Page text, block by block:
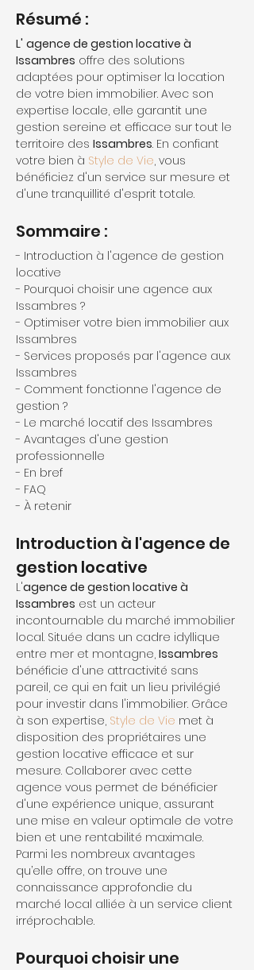
Résumé :
L' agence de gestion locative à
Issambres offre des solutions
adaptées pour optimiser la location
de votre bien immobilier. Avec son
expertise locale, elle garantit une
gestion sereine et efficace sur tout le
territoire des Issambres. En confiant
votre bien à Style de Vie, vous
bénéficiez d'un service sur mesure et
d'une tranquillité d'esprit totale.
Sommaire :
- Introduction à l'agence de gestion
locative
- Pourquoi choisir une agence aux
Issambres ?
- Optimiser votre bien immobilier aux
Issambres
- Services proposés par l'agence aux
Issambres
- Comment fonctionne l'agence de
gestion ?
- Le marché locatif des Issambres
- Avantages d'une gestion
professionnelle
- En bref
- FAQ
- À retenir
Introduction à l'agence de
gestion locative
L'agence de gestion locative à
Issambres est un acteur
incontournable du marché immobilier
local. Située dans un cadre idyllique
entre mer et montagne, Issambres
bénéficie d'une attractivité sans
pareil, ce qui en fait un lieu privilégié
pour investir dans l'immobilier. Grâce
à son expertise, Style de Vie met à
disposition des propriétaires une
gestion locative efficace et sur
mesure. Collaborer avec cette
agence vous permet de bénéficier
d'une expérience unique, assurant
une mise en valeur optimale de votre
bien et une rentabilité maximale.
Parmi les nombreux avantages
qu’elle offre, on trouve une
connaissance approfondie du
marché local alliée à un service client
irréprochable.
Pourquoi choisir une